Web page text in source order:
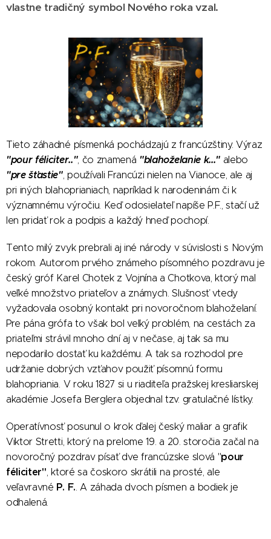
vlastne tradičný symbol Nového roka vzal.
Tieto záhadné písmenká pochádzajú z francúzštiny. Výraz
"pour féliciter..", čo znamená "blahoželanie k..." alebo
"pre šťastie", používali Francúzi nielen na Vianoce, ale aj
pri iných blahoprianiach, napríklad k narodeninám či k
významnému výročiu. Keď odosielateľ napíše P.F., stačí už
len pridať rok a podpis a každý hneď pochopí.
Tento milý zvyk prebrali aj iné národy v súvislosti s Novým
rokom. Autorom prvého známeho písomného pozdravu je
český gróf Karel Chotek z Vojnína a Chotkova, ktorý mal
veľké množstvo priateľov a známych. Slušnosť vtedy
vyžadovala osobný kontakt pri novoročnom blahoželaní.
Pre pána grófa to však bol veľký problém, na cestách za
priateľmi strávil mnoho dní aj v nečase, aj tak sa mu
nepodarilo dostať ku každému. A tak sa rozhodol pre
udržanie dobrých vzťahov použiť písomnú formu
blahopriania. V roku 1827 si u riaditeľa pražskej kresliarskej
akadémie Josefa Berglera objednal tzv. gratulačné lístky.
Operatívnosť posunul o krok ďalej český maliar a grafik
Viktor Stretti, ktorý na prelome 19. a 20. storočia začal na
novoročný pozdrav písať dve francúzske slová "pour
féliciter", ktoré sa čoskoro skrátili na prosté, ale
veľavravné P. F.. A záhada dvoch písmen a bodiek je
odhalená.